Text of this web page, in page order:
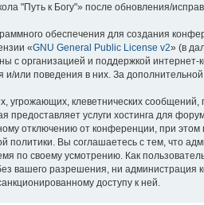
"Путь к Богу"» после обновления/
обеспечения для создания
«GNU General Public License v2» (в
с организацией и поддержкой
и/или поведения в них. За
угрожающих, клеветнических
предоставляет услуги хостинга для
отключению от конференции, при
политики. Вы соглашаетесь с тем, что
по своему усмотрению. Как
вашего разрешения, ни администрация
доступу к ней.